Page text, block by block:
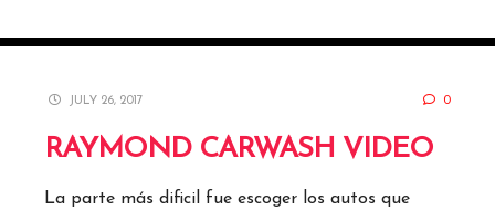
JULY 26, 2017 0
RAYMOND CARWASH VIDEO
La parte más dificil fue escoger los autos que